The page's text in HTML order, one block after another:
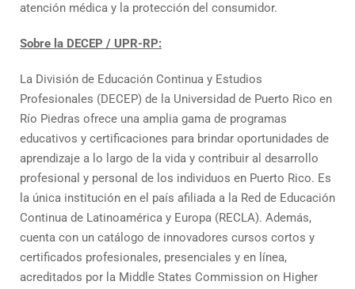
atención médica y la protección del consumidor.
Sobre la DECEP / UPR-RP:
La División de Educación Continua y Estudios
Profesionales (DECEP) de la Universidad de Puerto Rico en
Río Piedras ofrece una amplia gama de programas
educativos y certificaciones para brindar oportunidades de
aprendizaje a lo largo de la vida y contribuir al desarrollo
profesional y personal de los individuos en Puerto Rico. Es
la única institución en el país afiliada a la Red de Educación
Continua de Latinoamérica y Europa (RECLA). Además,
cuenta con un catálogo de innovadores cursos cortos y
certificados profesionales, presenciales y en línea,
acreditados por la Middle States Commission on Higher